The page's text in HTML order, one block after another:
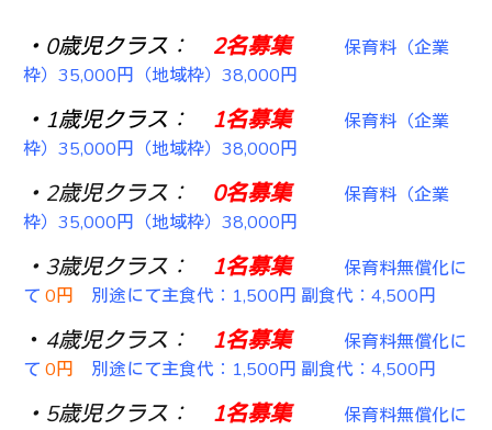
・0歳児クラス： 2名募集
保育料（企業
枠）35,000円（地域枠）38,000円
・1歳児クラス： 1名募集
保育料（企業
枠）35,000円（地域枠）38,000円
・2歳児クラス： 0名募集
保育料（企業
枠）35,000円（地域枠）38,000円
・3歳児クラス： 1名募集
保育料無償化に
て0円 別途にて主食代：1,500円 副食代：4,500円
・ 4歳児クラス： 1名募集
保育料無償化に
て0円 別途にて主食代：1,500円 副食代：4,500円
・5歳児クラス： 1名募集
保育料無償化に